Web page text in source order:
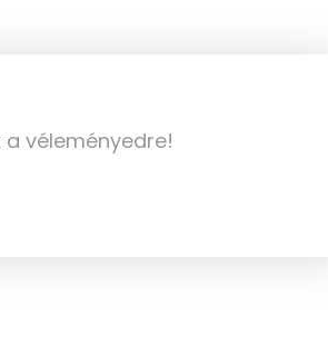
véleményedre!